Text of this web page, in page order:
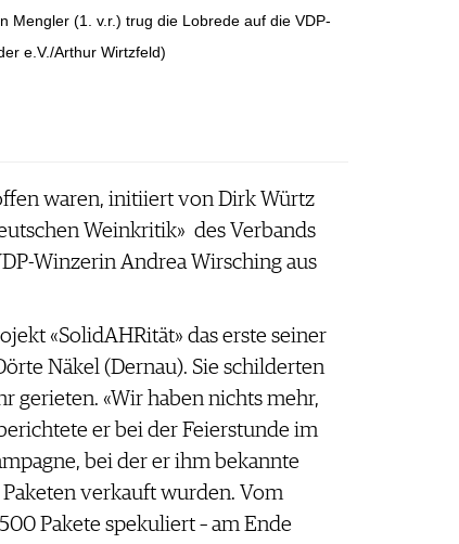
Mengler (1. v.r.) trug die Lobrede auf die VDP-
e.V./Arthur Wirtzfeld)
waren, initiiert von Dirk Würtz
Weinkritik» des Verbands
Winzerin Andrea Wirsching aus
«SolidAHRität» das erste seiner
Näkel (Dernau). Sie schilderten
gerieten. «Wir haben nichts mehr,
er bei der Feierstunde im
bei der er ihm bekannte
verkauft wurden. Vom
Pakete spekuliert – am Ende